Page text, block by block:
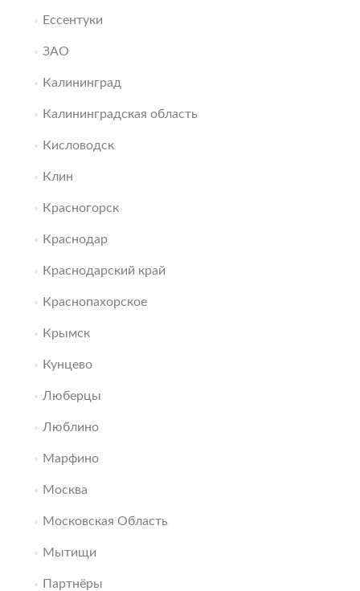
Ессентуки
ЗАО
Калининград
Калининградская область
Кисловодск
Клин
Красногорск
Краснодар
Краснодарский край
Краснопахорское
Крымск
Кунцево
Люберцы
Люблино
Марфино
Москва
Московская Область
Мытищи
Партнёры